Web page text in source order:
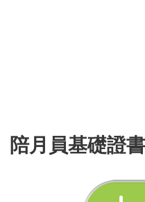
陪月員基礎證書